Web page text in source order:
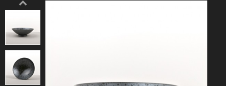
NABÍZÍME
REALIZACE
O NÁS